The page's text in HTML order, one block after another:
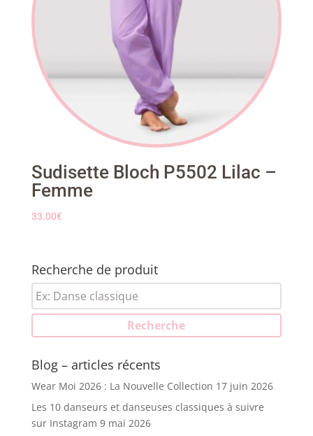
Sudisette Bloch P5502 Lilac –
Femme
33.00€
Recherche de produit
Recherche
pour :
Recherche
Blog – articles récents
Wear Moi 2026 : La Nouvelle Collection 17 juin 2026
Les 10 danseurs et danseuses classiques à suivre
sur Instagram 9 mai 2026